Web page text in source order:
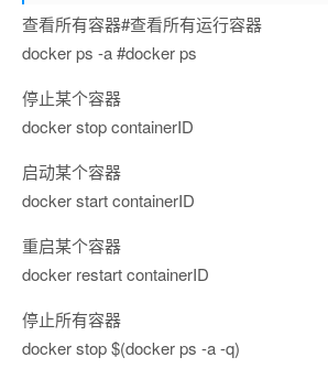
查看所有容器#查看所有运行容器
docker ps -a #docker ps
停止某个容器
docker stop containerID
启动某个容器
docker start containerID
重启某个容器
docker restart containerID
停止所有容器
docker stop $(docker ps -a -q)